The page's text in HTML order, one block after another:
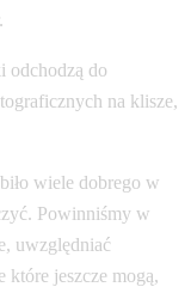
odchodzą do
na klisze,
wiele dobrego w
Powinniśmy w
uwzględniać
które jeszcze mogą,